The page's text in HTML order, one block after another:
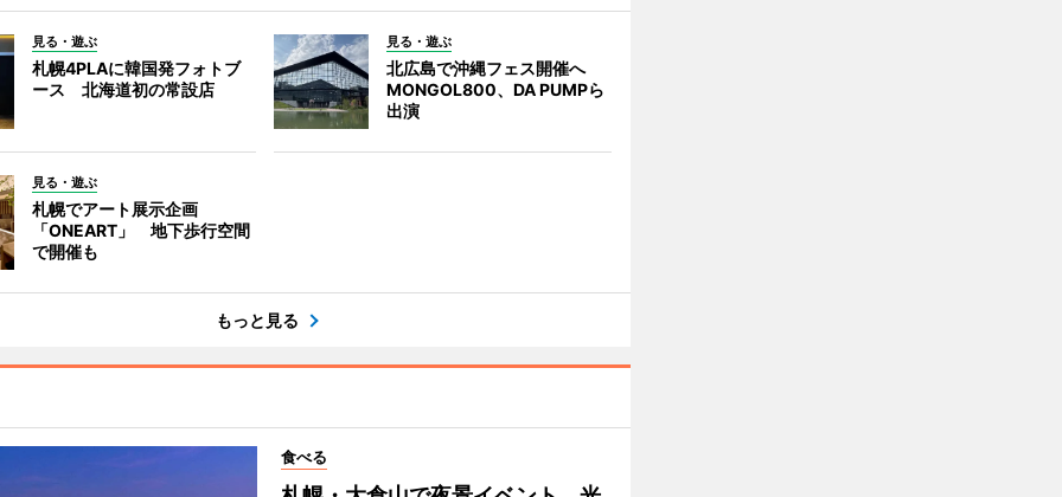
見る・遊ぶ
札幌4PLAに韓国発フォトブ
ース 北海道初の常設店
見る・遊ぶ
北広島で沖縄フェス開催へ
MONGOL800、DA PUMPら
出演
見る・遊ぶ
札幌でアート展示企画
「ONEART」 地下歩行空間
で開催も
もっと見る
食べる